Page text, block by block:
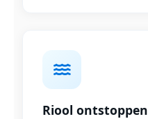
Riool ontstoppen